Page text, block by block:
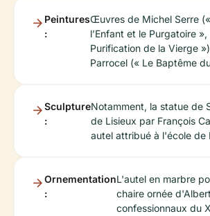
Peintures
:
Œuvres de Michel Serre
l’Enfant et le Purgatoire »,
Purification de la Vierge
Parrocel (« Le Baptême
Sculpture
:
Notamment, la statue de
de Lisieux par François
autel attribué à l'école de
Ornementation
:
L'autel en marbre
chaire ornée
confessionnaux du